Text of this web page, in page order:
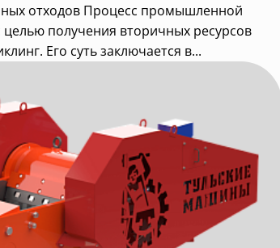
отходов Процесс промышленной
целью получения вторичных ресурсов
Его суть заключается в...